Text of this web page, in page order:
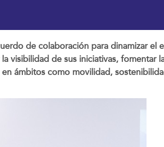
de colaboración para dinamizar el
visibilidad de sus iniciativas, fomentar
ámbitos como movilidad,